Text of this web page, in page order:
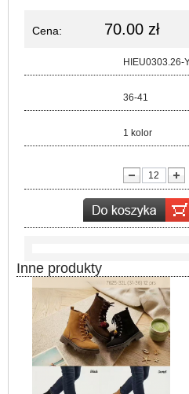
Cena: 70.00 zł
HIEU0303.26-
36-41
1 kolor
Inne produkty